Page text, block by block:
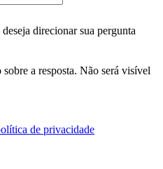
direcionar sua pergunta
a resposta. Não será visível
de privacidade